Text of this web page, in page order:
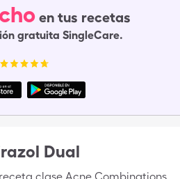
en tus recetas
gratuita SingleCare.
Dual